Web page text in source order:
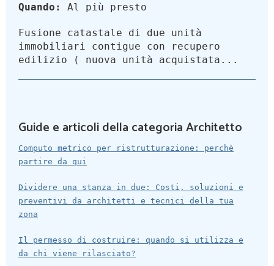
Quando: Al più presto
Fusione catastale di due unità
immobiliari contigue con recupero
edilizio ( nuova unità acquistata...
Guide e articoli della categoria Architetto
Computo metrico per ristrutturazione: perchè
partire da qui
Dividere una stanza in due: Costi, soluzioni e
preventivi da architetti e tecnici della tua
zona
Il permesso di costruire: quando si utilizza e
da chi viene rilasciato?